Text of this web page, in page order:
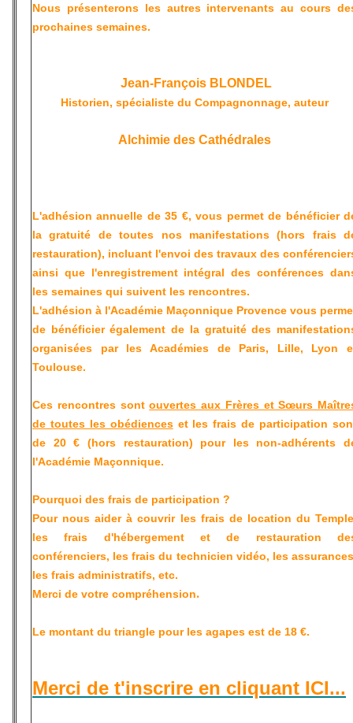
Nous présenterons les autres intervenants au cours
prochaines semaines.
Jean-François BLONDEL
Historien, spécialiste du Compagnonnage, auteur
Alchimie des Cathédrales
L'adhésion annuelle de 35 €, vous permet de bénéficier
la gratuité de toutes nos manifestations(hors frais
restauration), incluant l'envoi des travaux des
ainsi que l'enregistrement intégral des conférences
les semaines qui suivent les rencontres.
L'adhésion à l'Académie Maçonnique Provence vous
de bénéficier également de la gratuité des
organisées par les Académies de Paris, Lille, Lyon
Toulouse.
Ces rencontres sontouvertes aux Frères et Sœurs
de toutes les obédienceset lesfrais de participation
de 20 € (hors restauration) pour les non-adhérents
l'Académie Maçonnique.
Pourquoi des frais de participation ?
Pour nous aider à couvrir les frais de location du
les frais d'hébergement et de restauration
conférenciers, les frais du technicien vidéo, les
les frais administratifs, etc.
Merci de votre compréhension.
Le montant du triangle pour les agapes est de 18 €.
Merci de t'inscrire en cliquant ICI...